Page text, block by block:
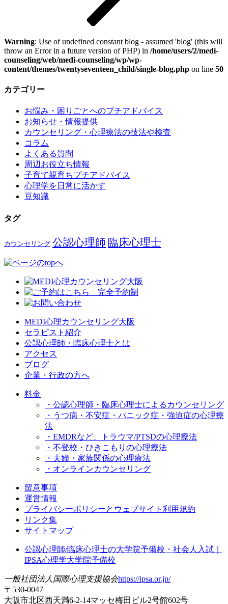
Warning: Use of undefined constant blog - assumed 'blog' (this will
throw an Error in a future version of PHP) in /home/users/2/medi-
counseling/web/medi-counseling/wp/wp-
content/themes/twentyseventeen_child/single-blog.php on line 50
カテゴリー
お悩み・困りごとへのプチアドバイス
お知らせ・情報提供
カウンセリング・心理療法の技法や検査
コラム
よくある質問
周辺お役立ち情報
子育て親育ちプチアドバイス
心理学を日常に活かす
豆知識
タグ
カウンセリング 公認心理師 臨床心理士
MEDI心理カウンセリング大阪
セラピスト紹介
公認心理師・臨床心理士とは
アクセス
ブログ
企業・行政の方へ
料金
・公認心理師・臨床心理士によるカウンセリング
・うつ病・不安症・パニック症・強迫症の心理療
法
・EMDRなど、トラウマ/PTSDの心理療法
・不登校・ひきこもりの心理療法
・夫婦・家族関係の心理療法
・オンラインカウンセリング
留意事項
運営情報
プライバシーポリシーとウェブサイト利用規約
リンク集
サイトマップ
公認心理師/臨床心理士の大学院予備校・社会人入試｜
IPSA心理学大学院予備校
一般社団法人国際心理支援協会https://ipsa.or.jp/
〒530-0047
大阪市北区西天満6-2-14マッセ梅田ビル2号館602号